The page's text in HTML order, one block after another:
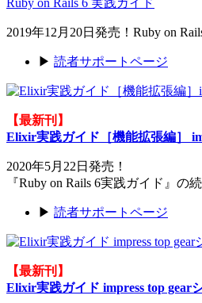
2019年12月20日発売！Ruby on
▶ 読者サポートページ
【最新刊】
Elixir実践ガイド［機能拡張編］
2020年5月22日発売！
『Ruby on Rails 6実践ガイド』の
▶ 読者サポートページ
【最新刊】
Elixir実践ガイド impress top gear